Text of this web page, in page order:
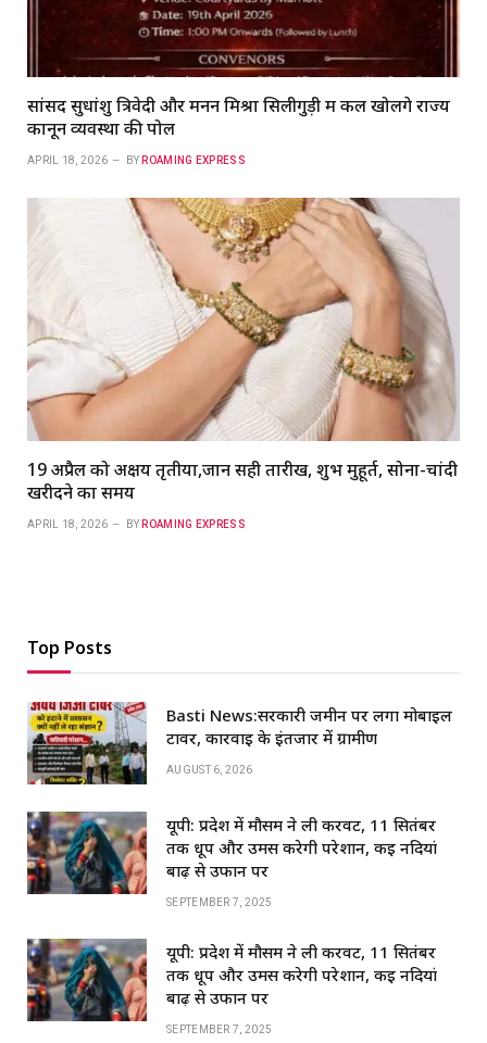
सांसद सुधांशु त्रिवेदी और मनन मिश्रा सिलीगुड़ी में कल खोलेंगे राज्य
कानून व्यवस्था की पोल
APRIL 18, 2026 BY ROAMING EXPRESS
19 अप्रैल को अक्षय तृतीया,जानें सही तारीख, शुभ मुहूर्त, सोना-चांदी
खरीदने का समय
APRIL 18, 2026 BY ROAMING EXPRESS
Top Posts
Basti News:सरकारी जमीन पर लगा मोबाइल
टावर, कार्रवाई के इंतजार में ग्रामीण
AUGUST 6, 2026
यूपी: प्रदेश में मौसम ने ली करवट, 11 सितंबर
तक धूप और उमस करेगी परेशान, कई नदियां
बाढ़ से उफान पर
SEPTEMBER 7, 2025
यूपी: प्रदेश में मौसम ने ली करवट, 11 सितंबर
तक धूप और उमस करेगी परेशान, कई नदियां
बाढ़ से उफान पर
SEPTEMBER 7, 2025